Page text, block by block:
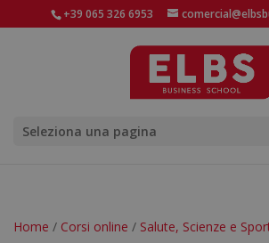
+39 065 326 6953
Seleziona una pagina
Home / Corsi online / Salute, Scienze e